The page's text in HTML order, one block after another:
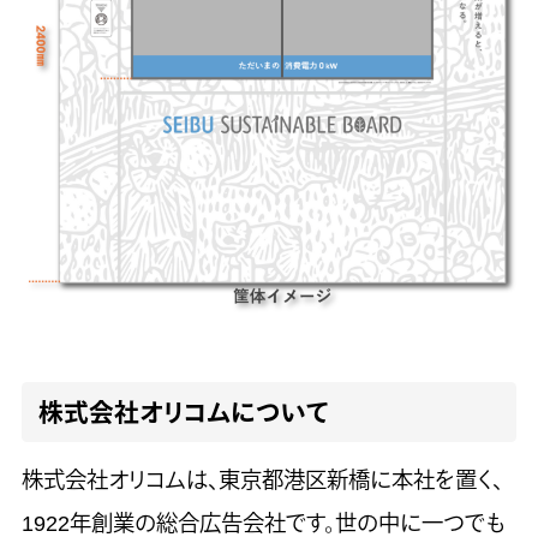
株式会社オリコムについて
株式会社オリコムは、東京都港区新橋に本社を置く、
1922年創業の総合広告会社です。世の中に一つでも